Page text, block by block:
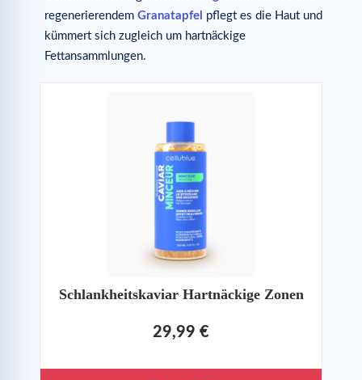
regenerierendem Granatapfel pflegt es die Haut und
kümmert sich zugleich um hartnäckige
Fettansammlungen.
Schlankheitskaviar Hartnäckige Zonen
29,99 €